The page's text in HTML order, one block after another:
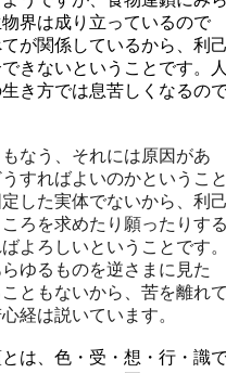
界は成り立っているので
が関係しているから、利己
きないということです。人
き方では息苦しくなるの
なう、それには原因があ
すればよいのかということ
した実体でないから、利己
ろを求めたり願ったりする
よろしいということです。
ゆるものを逆さまに見た
ともないから、苦を離れて
経は説いています。
は、色・受・想・行・識